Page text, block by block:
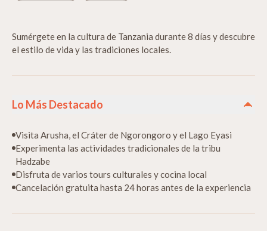
Sumérgete en la cultura de Tanzania durante 8 días y descubre
el estilo de vida y las tradiciones locales.
Lo Más Destacado
Visita Arusha, el Cráter de Ngorongoro y el Lago Eyasi
Experimenta las actividades tradicionales de la tribu
Hadzabe
Disfruta de varios tours culturales y cocina local
Cancelación gratuita hasta 24 horas antes de la experiencia